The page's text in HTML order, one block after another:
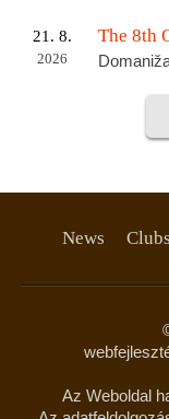
21. 8.
2026
The 8th
News Clubs
Az Weboldal